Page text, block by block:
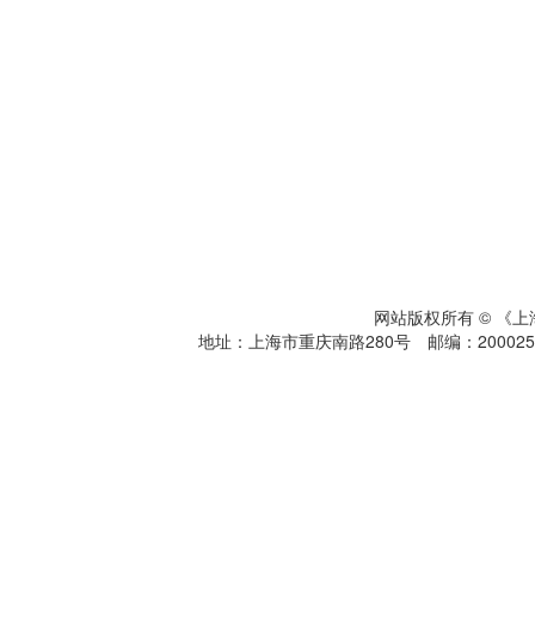
网站版权所有 © 《
地址：上海市重庆南路280号 邮编：